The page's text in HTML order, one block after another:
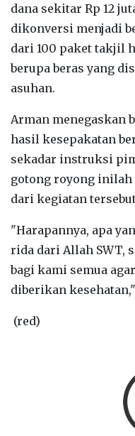
dana sekitar Rp 12
dikonversi menjadi
dari 100 paket takjil
berupa beras yang
asuhan.
Arman menegaskan
hasil kesepakatan
sekadar instruksi
gotong royong inilah
dari kegiatan
"Harapannya, apa
rida dari Allah SWT,
bagi kami semua
diberikan
(red)